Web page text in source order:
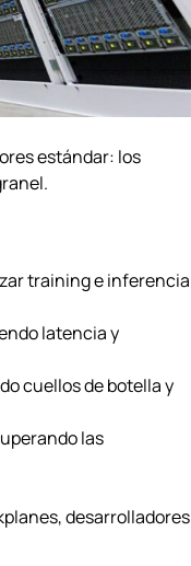
estándar: los
training e inferencia
latencia y
cuellos de botella y
las
desarrolladores